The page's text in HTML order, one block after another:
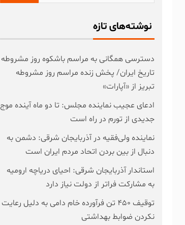
نوشته‌های تازه
دسترسی همگانی به مراسم باشکوه روز مشروطه
تاریخ ایران/ پخش زنده مراسم روز مشروطه
تبریز از «آپارات»
ادعای عجیب نماینده مجلس: تا دو ماه آینده موج
جدیدی از تورم در راه است
نماینده ولی‌فقیه در آذربایجان شرقی: دشمن به
دنبال از بین بردن اتحاد مردم ایران است
استاندار آذربایجان شرقی: احیای دریاچه ارومیه
به مشارکت فراتر از دولت نیاز دارد
توقیف ۴۵۰ تن فرآورده خام دامی به دلیل رعایت
نکردن ضوابط بهداشتی